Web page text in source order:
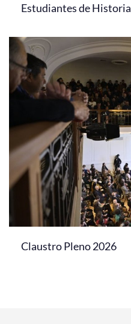
Estudiantes de Historia
Claustro Pleno 2026